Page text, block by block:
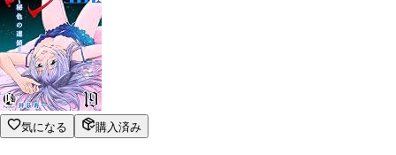
気になる 購入済み